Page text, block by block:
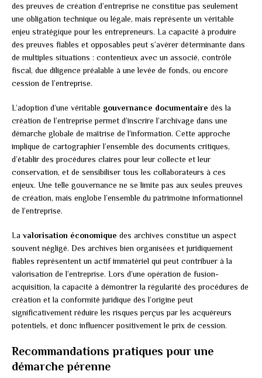
des preuves de création d’entreprise ne constitue pas seulement
une obligation technique ou légale, mais représente un véritable
enjeu stratégique pour les entrepreneurs. La capacité à produire
des preuves fiables et opposables peut s’avérer déterminante dans
de multiples situations : contentieux avec un associé, contrôle
fiscal, due diligence préalable à une levée de fonds, ou encore
cession de l’entreprise.
L’adoption d’une véritable gouvernance documentaire dès la
création de l’entreprise permet d’inscrire l’archivage dans une
démarche globale de maîtrise de l’information. Cette approche
implique de cartographier l’ensemble des documents critiques,
d’établir des procédures claires pour leur collecte et leur
conservation, et de sensibiliser tous les collaborateurs à ces
enjeux. Une telle gouvernance ne se limite pas aux seules preuves
de création, mais englobe l’ensemble du patrimoine informationnel
de l’entreprise.
La valorisation économique des archives constitue un aspect
souvent négligé. Des archives bien organisées et juridiquement
fiables représentent un actif immatériel qui peut contribuer à la
valorisation de l’entreprise. Lors d’une opération de fusion-
acquisition, la capacité à démontrer la régularité des procédures de
création et la conformité juridique dès l’origine peut
significativement réduire les risques perçus par les acquéreurs
potentiels, et donc influencer positivement le prix de cession.
Recommandations pratiques pour une
démarche pérenne